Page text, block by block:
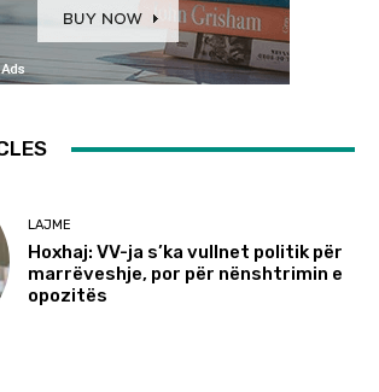
LAJME
Hoxhaj: VV-ja s’ka vullnet politik për
marrëveshje, por për nënshtrimin e
opozitës